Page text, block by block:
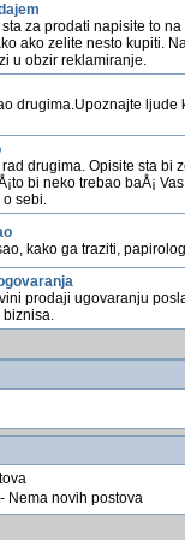
za prodati napisite to na
ako zelite nesto kupiti.
u obzir reklamiranje.
drugima.Upoznajte ljude
drugima. Opisite sta bi
bi neko trebao baÅ¡
sebi.
kako ga traziti,
prodaji ugovaranju
biznisa.
Nema novih postova